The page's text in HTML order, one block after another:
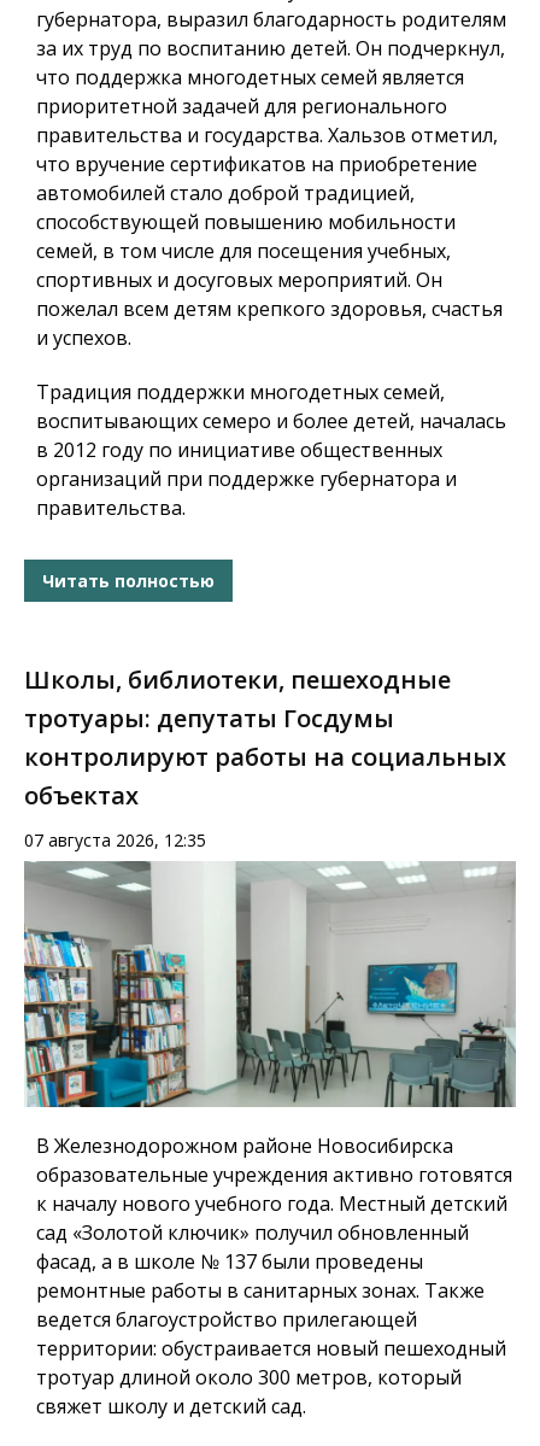
губернатора, выразил благодарность родителям
за их труд по воспитанию детей. Он подчеркнул,
что поддержка многодетных семей является
приоритетной задачей для регионального
правительства и государства. Хальзов отметил,
что вручение сертификатов на приобретение
автомобилей стало доброй традицией,
способствующей повышению мобильности
семей, в том числе для посещения учебных,
спортивных и досуговых мероприятий. Он
пожелал всем детям крепкого здоровья, счастья
и успехов.
Традиция поддержки многодетных семей,
воспитывающих семеро и более детей, началась
в 2012 году по инициативе общественных
организаций при поддержке губернатора и
правительства.
Читать полностью
Школы, библиотеки, пешеходные
тротуары: депутаты Госдумы
контролируют работы на социальных
объектах
07 августа 2026, 12:35
В Железнодорожном районе Новосибирска
образовательные учреждения активно готовятся
к началу нового учебного года. Местный детский
сад «Золотой ключик» получил обновленный
фасад, а в школе № 137 были проведены
ремонтные работы в санитарных зонах. Также
ведется благоустройство прилегающей
территории: обустраивается новый пешеходный
тротуар длиной около 300 метров, который
свяжет школу и детский сад.